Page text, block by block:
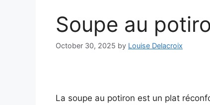
Soupe au
October 30, 2025 by Louise Delacroix
La soupe au potiron est un plat